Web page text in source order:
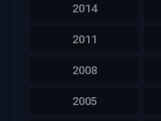
2014
2011
2008
2005